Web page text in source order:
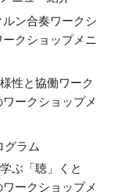
ン合奏ワークシ
クショップメニ
性と協働ワーク
ークショップメ
グラム
ぶ「聴」くと
ークショップメ